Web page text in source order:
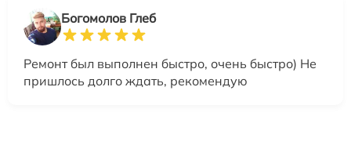
Богомолов Глеб
Ремонт был выполнен быстро, очень быстро) Не
пришлось долго ждать, рекомендую